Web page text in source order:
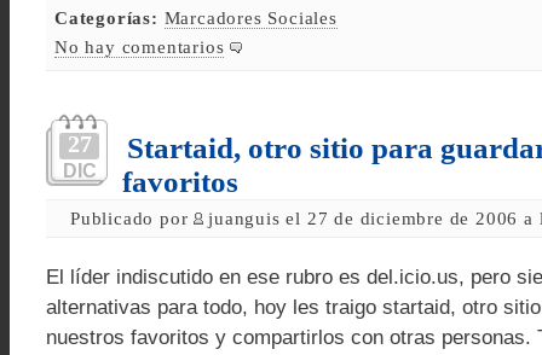
Categorías: Marcadores Sociales
No hay comentarios
27
DIC
Startaid, otro sitio para
favoritos
Publicado por juanguis el 27 de diciembre de 2006 a
El líder indiscutido en ese rubro es del.icio.us, pero
alternativas para todo, hoy les traigo startaid, otro
nuestros favoritos y compartirlos con otras personas.